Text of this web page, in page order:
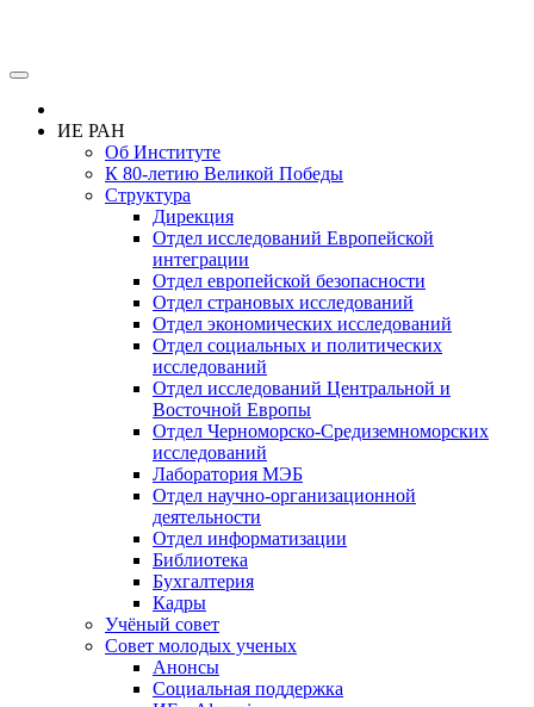
ИЕ РАН
Об Институте
К 80-летию Великой Победы
Структура
Дирекция
Отдел исследований Европейской
интеграции
Отдел европейской безопасности
Отдел страновых исследований
Отдел экономических исследований
Отдел социальных и политических
исследований
Отдел исследований Центральной и
Восточной Европы
Отдел Черноморско-Средиземноморских
исследований
Лаборатория МЭБ
Отдел научно-организационной
деятельности
Отдел информатизации
Библиотека
Бухгалтерия
Кадры
Учёный совет
Совет молодых ученых
Анонсы
Социальная поддержка